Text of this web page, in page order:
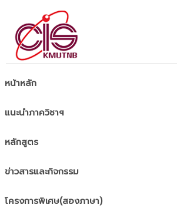
หน้าหลัก
แนะนำภาควิชาฯ
หลักสูตร
ข่าวสารและกิจกรรม
โครงการพิเศษ(สองภาษา)